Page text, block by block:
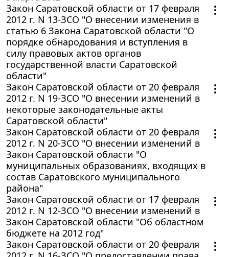
Закон Саратовской области от 17 февраля
2012 г. N 13-ЗСО "О внесении изменения в
статью 6 Закона Саратовской области "О
порядке обнародования и вступления в
силу правовых актов органов
государственной власти Саратовской
области"
Закон Саратовской области от 20 февраля
2012 г. N 19-ЗСО "О внесении изменений в
некоторые законодательные акты
Саратовской области"
Закон Саратовской области от 20 февраля
2012 г. N 20-ЗСО "О внесении изменений в
Закон Саратовской области "О
муниципальных образованиях, входящих в
состав Саратовского муниципального
района"
Закон Саратовской области от 17 февраля
2012 г. N 12-ЗСО "О внесении изменений в
Закон Саратовской области "Об областном
бюджете на 2012 год"
Закон Саратовской области от 20 февраля